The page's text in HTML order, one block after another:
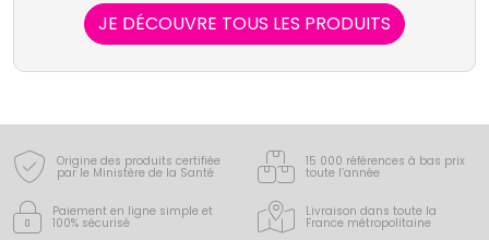
cheveux tels que Liftactiv, Capital Soleil, Normaderm
ou Dermablend sont destinés aux hommes, femmes
et enfants.
JE DÉCOUVRE TOUS LES PRODUITS
Origine des produits certifiée
par le Ministère de la Santé
15 000 références à bas prix
toute l’année
Paiement en ligne simple et
100% sécurisé
Livraison dans toute la
France métropolitaine